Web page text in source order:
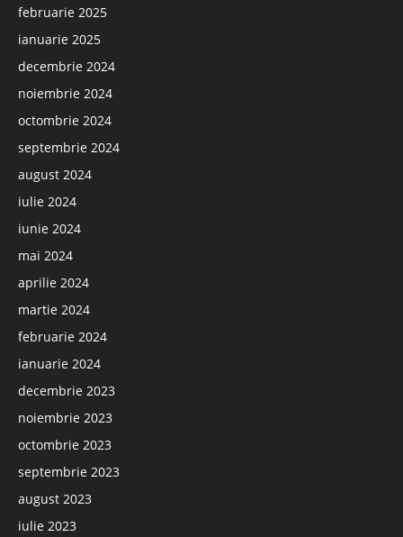
februarie 2025
ianuarie 2025
decembrie 2024
noiembrie 2024
octombrie 2024
septembrie 2024
august 2024
iulie 2024
iunie 2024
mai 2024
aprilie 2024
martie 2024
februarie 2024
ianuarie 2024
decembrie 2023
noiembrie 2023
octombrie 2023
septembrie 2023
august 2023
iulie 2023